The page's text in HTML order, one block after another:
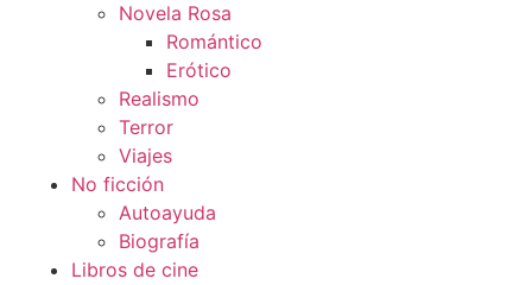
Novela Rosa
Romántico
Erótico
Realismo
Terror
Viajes
No ficción
Autoayuda
Biografía
Libros de cine